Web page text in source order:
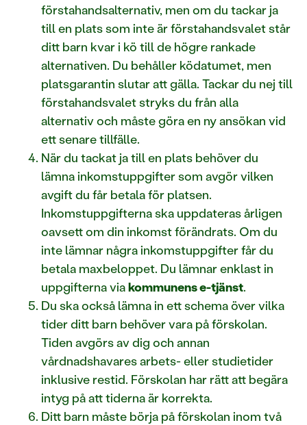
förstahandsalternativ, men om du tackar ja
till en plats som inte är förstahandsvalet står
ditt barn kvar i kö till de högre rankade
alternativen. Du behåller ködatumet, men
platsgarantin slutar att gälla. Tackar du nej till
förstahandsvalet stryks du från alla
alternativ och måste göra en ny ansökan vid
ett senare tillfälle.
När du tackat ja till en plats behöver du
lämna inkomstuppgifter som avgör vilken
avgift du får betala för platsen.
Inkomstuppgifterna ska uppdateras årligen
oavsett om din inkomst förändrats. Om du
inte lämnar några inkomstuppgifter får du
betala maxbeloppet. Du lämnar enklast in
uppgifterna viakommunens e-tjänst.
Du ska också lämna in ett schema över vilka
tider ditt barn behöver vara på förskolan.
Tiden avgörs av dig och annan
vårdnadshavares arbets- eller studietider
inklusive restid. Förskolan har rätt att begära
intyg på att tiderna är korrekta.
Ditt barn måste börja på förskolan inom två